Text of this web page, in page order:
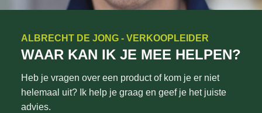
ALBRECHT DE JONG - VERKOOPLEIDER
WAAR KAN IK JE MEE HELPEN?
Heb je vragen over een product of kom je er niet
helemaal uit? Ik help je graag en geef je het juiste
advies.